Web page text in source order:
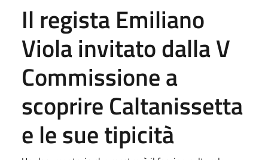
Il regista Emiliano
Viola invitato dalla V
Commissione a
scoprire Caltanissetta
e le sue tipicità